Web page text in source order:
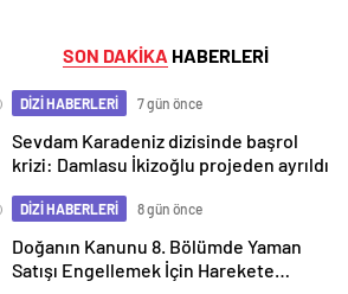
SON DAKİKA HABERLERİ
DİZİ HABERLERİ 7 gün önce
Sevdam Karadeniz dizisinde başrol
krizi: Damlasu İkizoğlu projeden ayrıldı
DİZİ HABERLERİ 8 gün önce
Doğanın Kanunu 8. Bölümde Yaman
Satışı Engellemek İçin Harekete